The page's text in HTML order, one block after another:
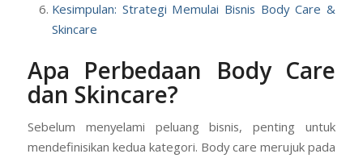
Kesimpulan: Strategi Memulai Bisnis Body Care &
Skincare
Apa Perbedaan Body Care
dan Skincare?
Sebelum menyelami peluang bisnis, penting untuk
mendefinisikan kedua kategori. Body care merujuk pada